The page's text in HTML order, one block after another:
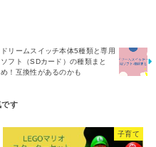
ドリームスイッチ本体5種類と専用
ソフト（SDカード）の種類まと
め！互換性があるのかも
子育て